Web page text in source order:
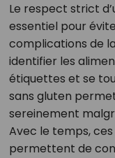
Le respect strict
essentiel pour
complications de
identifier les
étiquettes et se
sans gluten
sereinement
Avec le temps,
permettent de